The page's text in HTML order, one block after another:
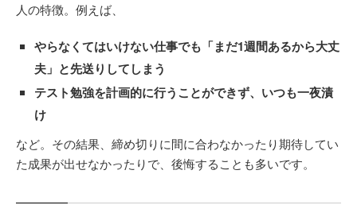
人の特徴。例えば、
やらなくてはいけない仕事でも 「まだ1週間あるから大丈
夫」 と先送りしてしまう
テスト勉強を計画的に行うことができず、いつも一夜漬
け
など。その結果、締め切りに間に合わなかったり期待してい
た成果が出せなかったりで、後悔することも多いです。